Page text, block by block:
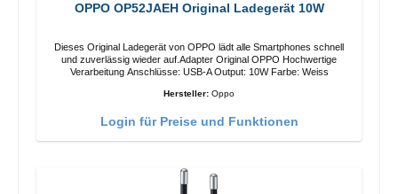
OPPO OP52JAEH Original Ladegerät 10W
Dieses Original Ladegerät von OPPO lädt alle Smartphones schnell
und zuverlässig wieder auf.Adapter Original OPPO Hochwertige
Verarbeitung Anschlüsse: USB-A Output: 10W Farbe: Weiss
Hersteller: Oppo
Login für Preise und Funktionen